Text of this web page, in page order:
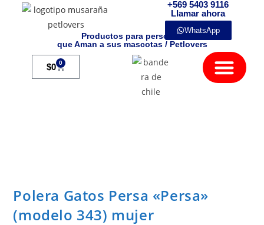
+569 5403 9116
Llamar ahora
WhatsApp
Productos para personas
que Aman a sus mascotas / Petlovers
$0 0
Polera Gatos Persa «Persa»
(modelo 343) mujer